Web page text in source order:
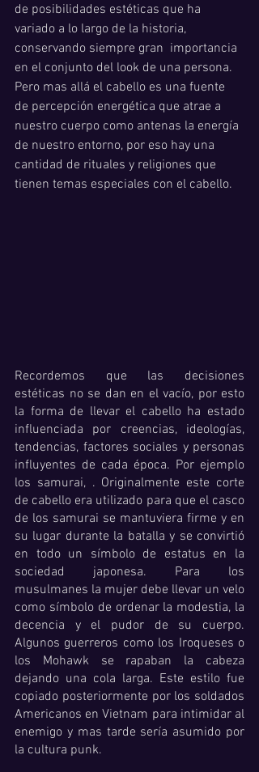
de posibilidades estéticas que ha
variado a lo largo de la historia,
conservando siempre gran  importancia
en el conjunto del look de una persona.
Pero mas allá el cabello es una fuente
de percepción energética que atrae a
nuestro cuerpo como antenas la energía
de nuestro entorno, por eso hay una
cantidad de rituales y religiones que
tienen temas especiales con el cabello.
Recordemos que las decisiones
estéticas no se dan en el vacío, por esto
la forma de llevar el cabello ha estado
influenciada por creencias, ideologías,
tendencias, factores sociales y personas
influyentes de cada época. Por ejemplo
los samurai,​ . Originalmente este corte
de cabello era utilizado para que el casco
de los samurai se mantuviera firme y en
su lugar durante la batalla y se convirtió
en todo un símbolo de estatus en la
sociedad japonesa. Para los
musulmanes la mujer debe llevar un velo
como símbolo de ordenar la modestia, la
decencia y el pudor de su cuerpo.
Algunos guerreros como los Iroqueses o
los Mohawk se rapaban la cabeza
dejando una cola larga. Este estilo fue
copiado posteriormente por los soldados
Americanos en Vietnam para intimidar al
enemigo y mas tarde sería asumido por
la cultura punk.